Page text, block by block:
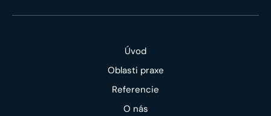
Úvod
Oblasti praxe
Referencie
O nás